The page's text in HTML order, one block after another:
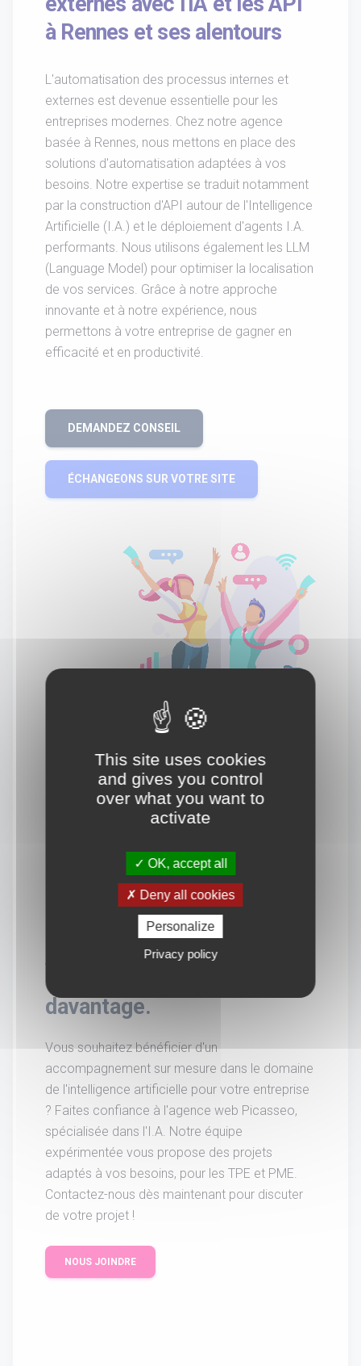
à Rennes et ses alentours
L'automatisation des processus internes et
externes est devenue essentielle pour les
entreprises modernes. Chez notre agence
basée à Rennes, nous mettons en place des
solutions d'automatisation adaptées à vos
besoins. Notre expertise se traduit notamment
par la construction d'API autour de l'Intelligence
Artificielle (I.A.) et le déploiement d'agents I.A.
performants. Nous utilisons également les LLM
(Language Model) pour optimiser la localisation
de vos services. Grâce à notre approche
innovante et à notre expérience, nous
permettons à votre entreprise de gagner en
efficacité et en productivité.
DEMANDEZ CONSEIL
ÉCHANGEONS SUR VOTRE SITE
Vous souhaitez en savoir
davantage.
Vous souhaitez bénéficier d'un
accompagnement sur mesure dans le domaine
de l'intelligence artificielle pour votre entreprise
? Faites confiance à l'agence web Picasseo,
spécialisée dans l'I.A. Notre équipe
expérimentée vous propose des projets
adaptés à vos besoins, pour les TPE et PME.
Contactez-nous dès maintenant pour discuter
de votre projet !
NOUS JOINDRE
This site uses cookies
and gives you control
over what you want to
activate
OK, accept all
Deny all cookies
Personalize
Privacy policy